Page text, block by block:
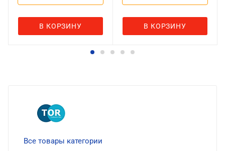
В КОРЗИНУ В КОРЗИНУ
Все товары категории